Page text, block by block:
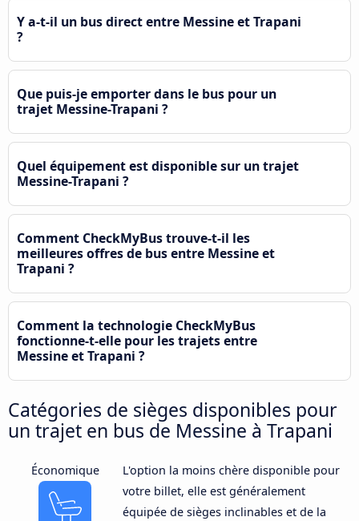
Y a-t-il un bus direct entre Messine et Trapani
?
Que puis-je emporter dans le bus pour un
trajet Messine-Trapani ?
Quel équipement est disponible sur un trajet
Messine-Trapani ?
Comment CheckMyBus trouve-t-il les
meilleures offres de bus entre Messine et
Trapani ?
Comment la technologie CheckMyBus
fonctionne-t-elle pour les trajets entre
Messine et Trapani ?
Catégories de sièges disponibles pour
un trajet en bus de Messine à Trapani
Économique
L'option la moins chère disponible pour
votre billet, elle est généralement
équipée de sièges inclinables et de la